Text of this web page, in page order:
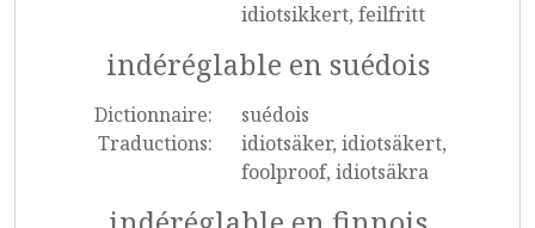
idiotsikkert, feilfritt
indéréglable en suédois
Dictionnaire:
suédois
Traductions:
idiotsäker, idiotsäkert,
foolproof, idiotsäkra